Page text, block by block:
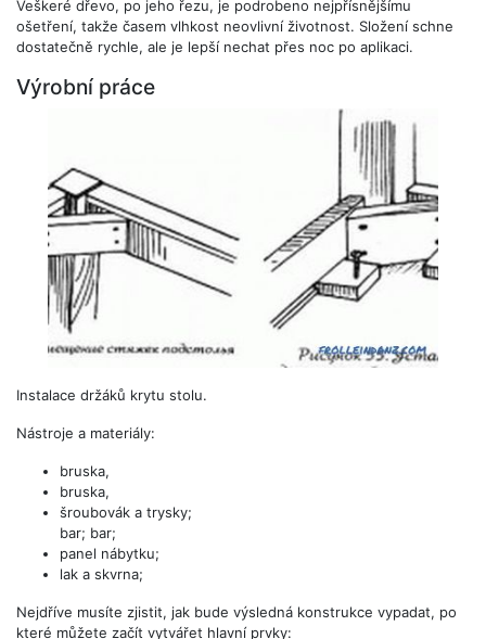
Veškeré dřevo, po jeho řezu, je podrobeno nejpřísnějšímu
ošetření, takže časem vlhkost neovlivní životnost. Složení schne
dostatečně rychle, ale je lepší nechat přes noc po aplikaci.
Výrobní práce
Instalace držáků krytu stolu.
Nástroje a materiály:
bruska,
bruska,
šroubovák a trysky;
bar; bar;
panel nábytku;
lak a skvrna;
Nejdříve musíte zjistit, jak bude výsledná konstrukce vypadat, po
které můžete začít vytvářet hlavní prvky: